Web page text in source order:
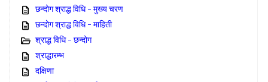
छन्दोग श्राद्ध विधि – मुख्य चरण
छन्दोग श्राद्ध विधि – माहिती
श्राद्ध विधि – छन्दोग
श्राद्धारम्भ
दक्षिणा